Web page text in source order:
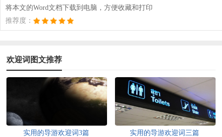
将本文的Word文档下载到电脑，方便收藏和打印
推荐度：
欢迎词图文推荐
实用的导游欢迎词3篇 实用的导游欢迎词三篇